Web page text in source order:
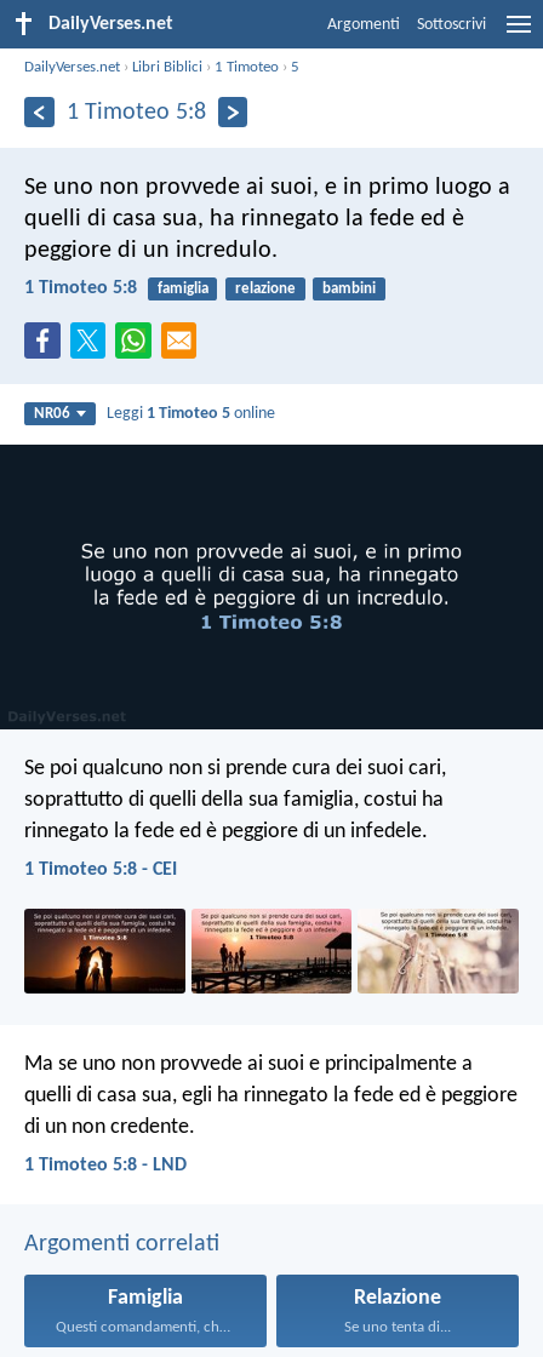
DailyVerses.net Argomenti Sottoscrivi
DailyVerses.net ›Libri Biblici › 1 Timoteo ›5
1 Timoteo 5:8
Se uno non provvede ai suoi, e in primo luogo a
quelli di casa sua, ha rinnegato la fede ed è
peggiore di un incredulo.
1 Timoteo 5:8 famiglia relazione bambini
NR06 Leggi 1 Timoteo 5 online
Se poi qualcuno non si prende cura dei suoi cari,
soprattutto di quelli della sua famiglia, costui ha
rinnegato la fede ed è peggiore di un infedele.
1 Timoteo 5:8 - CEI
Ma se uno non provvede ai suoi e principalmente a
quelli di casa sua, egli ha rinnegato la fede ed è peggiore
di un non credente.
1 Timoteo 5:8 - LND
Argomenti correlati
Famiglia
Questi comandamenti, che oggi...
Relazione
Se uno tenta di...